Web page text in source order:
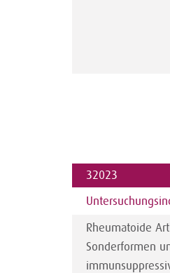
32023
Rheumatoide
Sonder­formen